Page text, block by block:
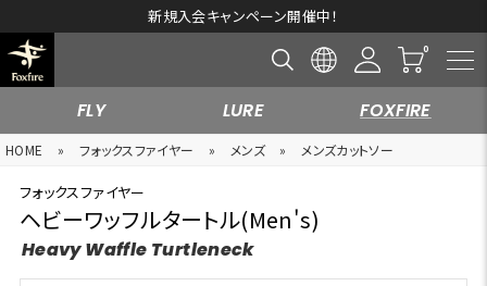
新規入会キャンペーン開催中！
FLY LURE FOXFIRE
HOME » フォックスファイヤー » メンズ » メンズカットソー
フォックスファイヤー
ヘビーワッフルタートル(Men's)
Heavy Waffle Turtleneck